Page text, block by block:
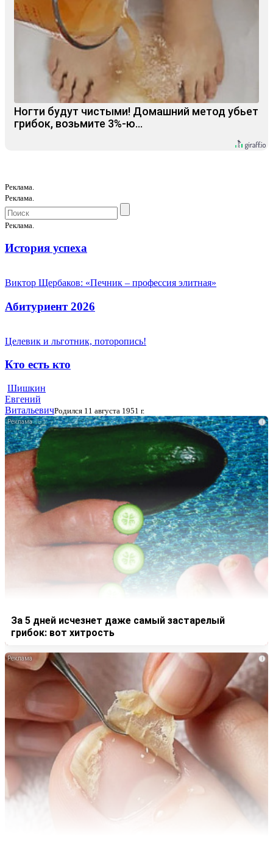
Ногти будут чистыми! Домашний метод убьет
грибок, возьмите 3%-ю…
Реклама.
Реклама.
Реклама.
История успеха
Виктор Щербаков: «Печник – профессия элитная»
Абитуриент 2026
Целевик и льготник, поторопись!
Кто есть кто
Шишкин
Евгений
ВитальевичРодился 11 августа 1951 г.
i
За 5 дней исчезнет даже самый застарелый
грибок: вот хитрость
i